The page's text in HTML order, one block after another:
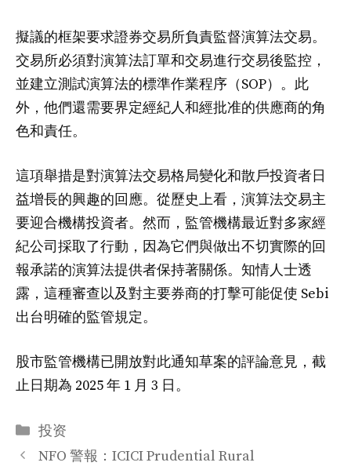
擬議的框架要求證券交易所負責監督演算法交易。
交易所必須對演算法訂單和交易進行交易後監控，
並建立測試演算法的標準作業程序（SOP）。此
外，他們還需要界定經紀人和經批准的供應商的角
色和責任。
這項舉措是對演算法交易格局變化和散戶投資者日
益增長的興趣的回應。從歷史上看，演算法交易主
要迎合機構投資者。然而，監管機構最近對多家經
紀公司採取了行動，因為它們與做出不切實際的回
報承諾的演算法提供者保持著關係。知情人士透
露，這種審查以及對主要券商的打擊可能促使 Sebi
出台明確的監管規定。
股市監管機構已開放對此通知草案的評論意見，截
止日期為 2025 年 1 月 3 日。
分
类
投资
NFO 警報：ICICI Prudential Rural